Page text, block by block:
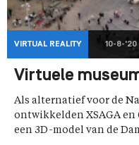
VIRTUAL REALITY 10-8-'20
Virtuele
Als alternatief voor de
ontwikkelden XSAGA
een 3D-model van de